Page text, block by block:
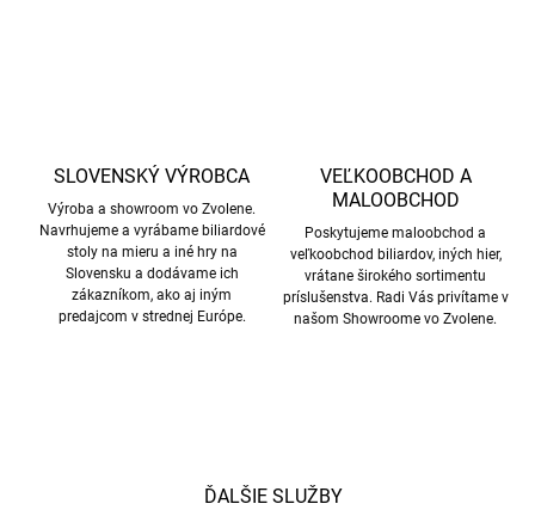
SLOVENSKÝ VÝROBCA
Výroba a showroom vo Zvolene.
Navrhujeme a vyrábame biliardové
stoly na mieru a iné hry na
Slovensku a dodávame ich
zákazníkom, ako aj iným
predajcom v strednej Európe.
VEĽKOOBCHOD A
MALOOBCHOD
Poskytujeme maloobchod a
veľkoobchod biliardov, iných hier,
vrátane širokého sortimentu
príslušenstva. Radi Vás privítame v
našom Showroome vo Zvolene.
ĎALŠIE SLUŽBY